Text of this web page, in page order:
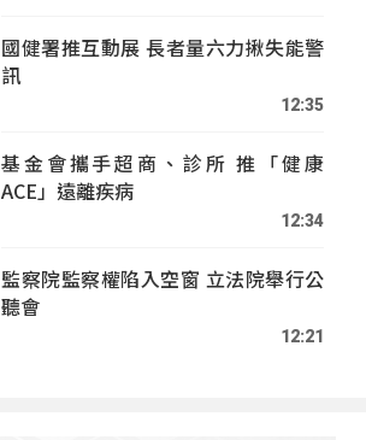
國健署推互動展 長者量六力揪失能警
訊
12:35
基金會攜手超商、診所 推「健康
ACE」遠離疾病
12:34
監察院監察權陷入空窗 立法院舉行公
聽會
12:21